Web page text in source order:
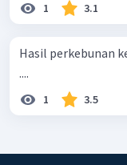
1 3.1
Hasil perkebunan
....
1 3.5